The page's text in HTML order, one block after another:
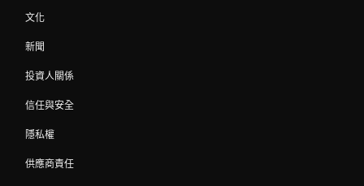
文化
新聞
投資人關係
信任與安全
隱私權
供應商責任